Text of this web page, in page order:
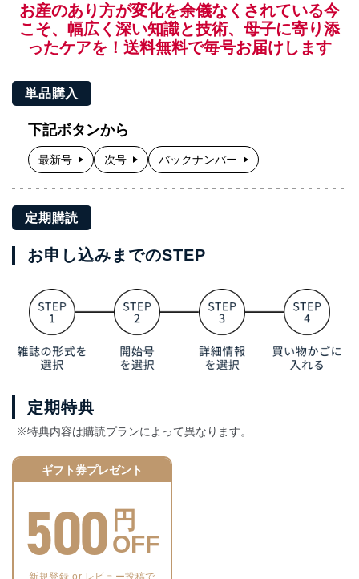
お産のあり方が変化を余儀なくされている今
こそ、幅広く深い知識と技術、母子に寄り添
ったケアを！送料無料で毎号お届けします
単品購入
下記ボタンから
最新号 次号 バックナンバー
定期購読
お申し込みまでのSTEP
定期特典
※特典内容は購読プランによって異なります。
ギフト券プレゼント
500 円
OFF
新規登録 or レビュー投稿で